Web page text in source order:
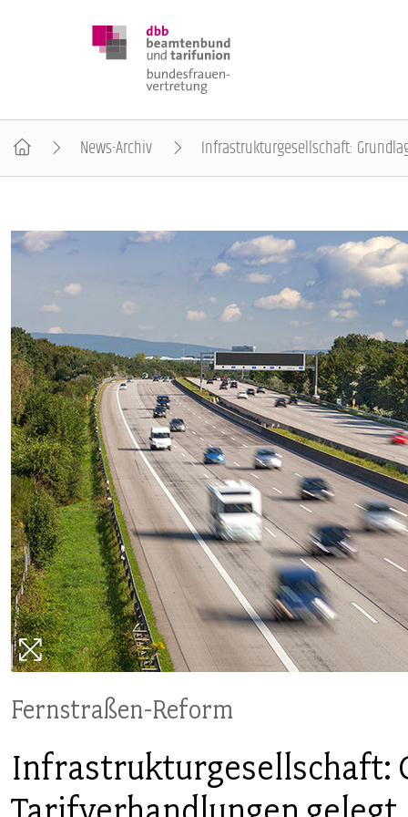
BUNDESTAGSWAHL 2025
POSITIONEN
SCHWERPUNKTTHEMEN
PUBLIKATIONEN
TERMINE & VERANSTALTUNGEN
MITGLIEDSCHAFT & SERVICE
News-Archiv Infrastrukturgesellschaft:
Fernstraßen-Reform
Infrastrukturgesellschaft: